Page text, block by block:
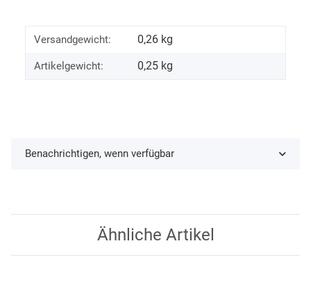
Versandgewicht: 0,26 kg
Artikelgewicht: 0,25 kg
Benachrichtigen, wenn verfügbar
Ähnliche Artikel